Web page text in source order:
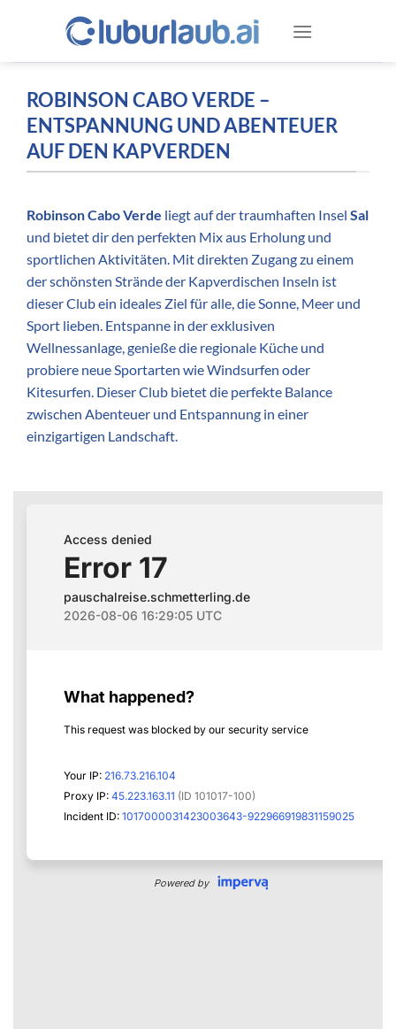
ROBINSON CABO VERDE –
ENTSPANNUNG UND ABENTEUER
AUF DEN KAPVERDEN
Robinson Cabo Verde liegt auf der traumhaften Insel Sal
und bietet dir den perfekten Mix aus Erholung und
sportlichen Aktivitäten. Mit direkten Zugang zu einem
der schönsten Strände der Kapverdischen Inseln ist
dieser Club ein ideales Ziel für alle, die Sonne, Meer und
Sport lieben. Entspanne in der exklusiven
Wellnessanlage, genieße die regionale Küche und
probiere neue Sportarten wie Windsurfen oder
Kitesurfen. Dieser Club bietet die perfekte Balance
zwischen Abenteuer und Entspannung in einer
einzigartigen Landschaft.